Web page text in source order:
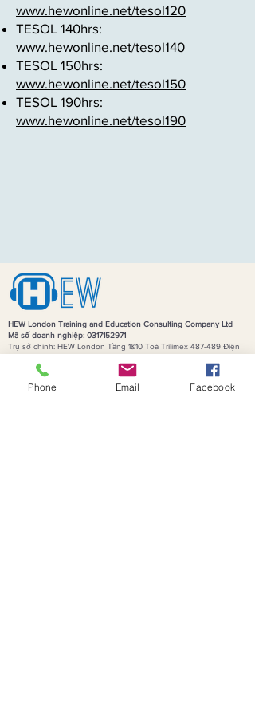
www.hewonline.net/tesol120
TESOL 140hrs:
www.hewonline.net/tesol140
TESOL 150hrs:
www.hewonline.net/tesol150
TESOL 190hrs:
www.hewonline.net/tesol190
HEW London Training and Education Consulting Company Ltd
Mã số doanh nghiệp: 0317152971
Trụ sở chính: HEW London Tầng 1&10 Toà Trilimex 487-489 Điện
Hotline: 0904327893
support
Phone Email Facebook